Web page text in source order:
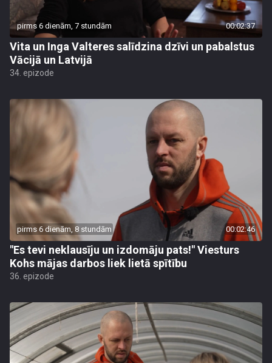
pirms 6 dienām, 7 stundām 00:02:37
Vita un Inga Valteres salīdzina dzīvi un pabalstus
Vācijā un Latvijā
34. epizode
pirms 6 dienām, 8 stundām 00:02:46
"Es tevi neklausīju un izdomāju pats!" Viesturs
Kohs mājas darbos liek lietā spītību
36. epizode